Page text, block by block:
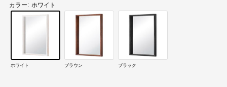
カラー: ホワイト
ホワイト ブラウン ブラック